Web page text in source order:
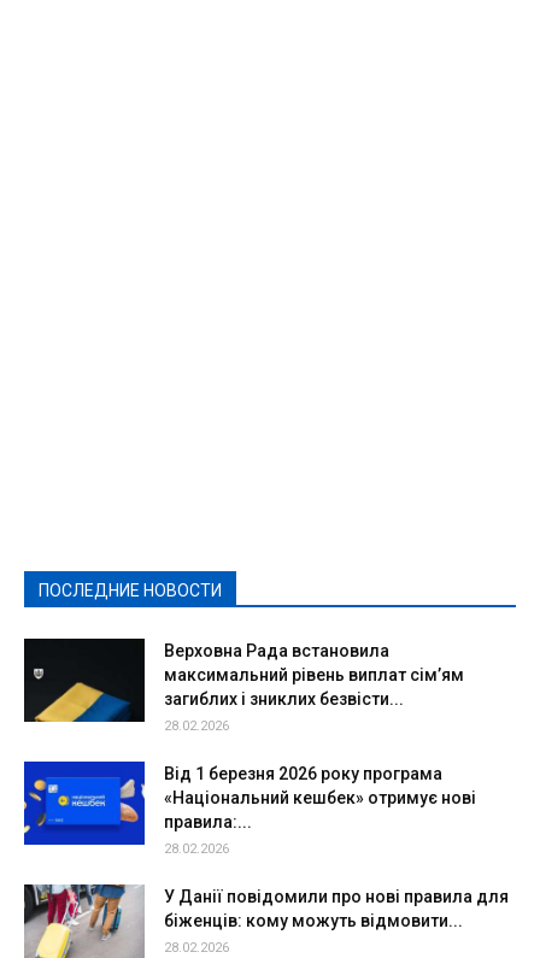
ПОСЛЕДНИЕ НОВОСТИ
Верховна Рада встановила
максимальний рівень виплат сім’ям
загиблих і зниклих безвісти...
28.02.2026
Від 1 березня 2026 року програма
«Національний кешбек» отримує нові
правила:...
28.02.2026
У Данії повідомили про нові правила для
біженців: кому можуть відмовити...
28.02.2026